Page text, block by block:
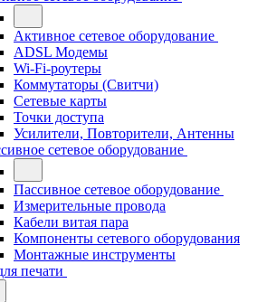
Активное сетевое оборудование
ADSL Модемы
Wi-Fi-роутеры
Коммутаторы (Свитчи)
Сетевые карты
Точки доступа
Усилители, Повторители, Антенны
сетевое оборудование
Пассивное сетевое оборудование
Измерительные провода
Кабели витая пара
Компоненты сетевого оборудования
Монтажные инструменты
печати